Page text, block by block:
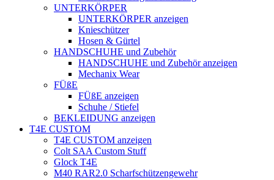
UNTERKÖRPER
UNTERKÖRPER anzeigen
Knieschützer
Hosen & Gürtel
HANDSCHUHE und Zubehör
HANDSCHUHE und Zubehör anzeigen
Mechanix Wear
FÜßE
FÜßE anzeigen
Schuhe / Stiefel
BEKLEIDUNG anzeigen
T4E CUSTOM
T4E CUSTOM anzeigen
Colt SAA Custom Stuff
Glock T4E
M40 RAR2.0 Scharfschützengewehr